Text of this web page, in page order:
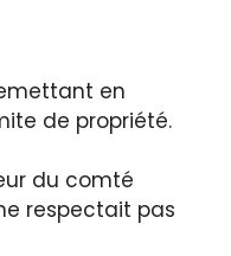
en
de propriété.
du comté
respectait pas